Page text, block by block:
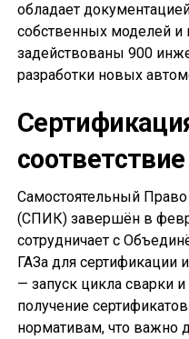
обладает
собственных моделей
задействованы 900
разработки новых
соответствие
Самостоятельный
(СПИК) завершён в
сотрудничает с
ГАЗа для сертификации
— запуск цикла сварки и
получение
нормативам, что важно